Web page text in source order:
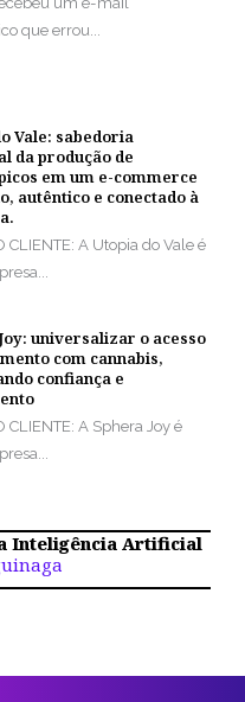
que errou...
Vale: sabedoria
da produção de
em um e-commerce
autêntico e conectado à
CLIENTE: A Utopia do Vale é
universalizar o acesso
com cannabis,
confiança e
CLIENTE: A Sphera Joy é
Inteligência Artificial